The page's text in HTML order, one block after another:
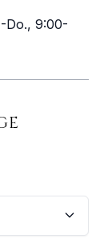
Do., 9:00-